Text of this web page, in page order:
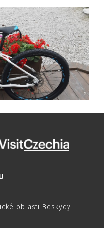
oblasti Beskydy-